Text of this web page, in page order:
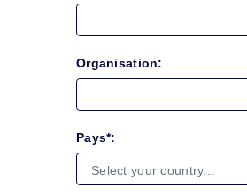
Organisation:
Pays*: